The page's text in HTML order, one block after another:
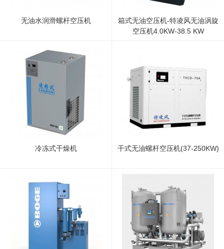
无油水润滑螺杆空压机
箱式无油空压机-特凌风无油涡旋
空压机4.0KW-38.5 KW
冷冻式干燥机 干式无油螺杆空压机(37-250KW)